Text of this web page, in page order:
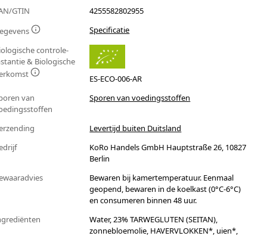
GTIN
4255582802955
Specificatie
controle-
& Biologische
ES-ECO-006-AR
van
Sporen van voedingsstoffen
Levertijd buiten Duitsland
KoRo Handels GmbH Hauptstraße 26, 10827
Berlin
Bewaren bij kamertemperatuur. Eenmaal
geopend, bewaren in de koelkast (0°C-6°C)
en consumeren binnen 48 uur.
Water, 23% TARWEGLUTEN (SEITAN),
zonnebloemolie, HAVERVLOKKEN*, uien*,